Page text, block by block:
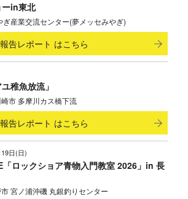
ーin東北
ぎ産業交流センター(夢メッセみやぎ)
報告レポート はこちら
稚魚放流」
市 多摩川カス橋下流
報告レポート はこちら
日(日)
ロックショア青物入門教室 2026」in 長
宮ノ浦沖磯 丸銀釣りセンター